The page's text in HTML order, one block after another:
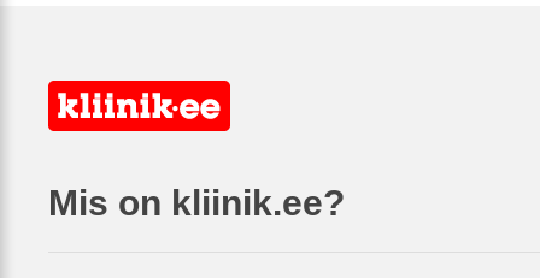
Mis on kliinik.ee?